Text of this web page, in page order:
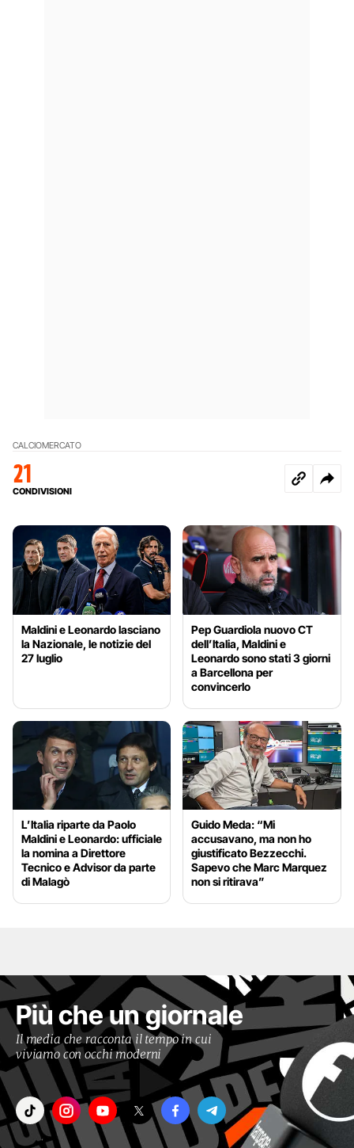
CALCIOMERCATO
21
CONDIVISIONI
Maldini e Leonardo lasciano
la Nazionale, le notizie del
27 luglio
Pep Guardiola nuovo CT
dell’Italia, Maldini e
Leonardo sono stati 3 giorni
a Barcellona per
convincerlo
L’Italia riparte da Paolo
Maldini e Leonardo: ufficiale
la nomina a Direttore
Tecnico e Advisor da parte
di Malagò
Guido Meda: “Mi
accusavano, ma non ho
giustificato Bezzecchi.
Sapevo che Marc Marquez
non si ritirava”
Più che un giornale
Il media che racconta il tempo in cui
viviamo con occhi moderni